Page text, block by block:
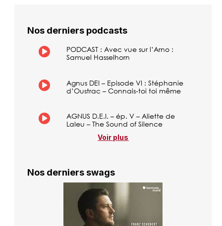
Nos derniers podcasts
PODCAST : Avec vue sur l’Arno :
Samuel Hasselhorn
Agnus DEI – Episode VI : Stéphanie
d’Oustrac – Connais-toi toi même
AGNUS D.E.I. – ép. V – Aliette de
Laleu – The Sound of Silence
Voir plus
Nos derniers swags